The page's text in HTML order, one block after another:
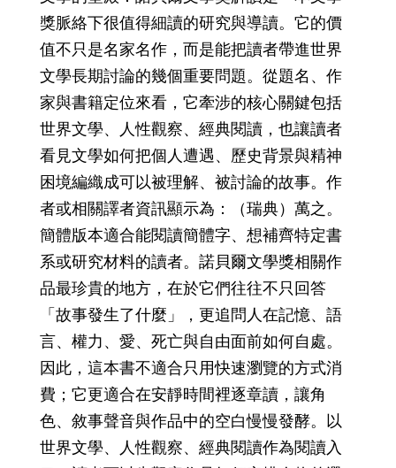
獎脈絡下很值得細讀的研究與導讀。它的價
值不只是名家名作，而是能把讀者帶進世界
文學長期討論的幾個重要問題。從題名、作
家與書籍定位來看，它牽涉的核心關鍵包括
世界文學、人性觀察、經典閱讀，也讓讀者
看見文學如何把個人遭遇、歷史背景與精神
困境編織成可以被理解、被討論的故事。作
者或相關譯者資訊顯示為：（瑞典）萬之。
簡體版本適合能閱讀簡體字、想補齊特定書
系或研究材料的讀者。諾貝爾文學獎相關作
品最珍貴的地方，在於它們往往不只回答
「故事發生了什麼」，更追問人在記憶、語
言、權力、愛、死亡與自由面前如何自處。
因此，這本書不適合只用快速瀏覽的方式消
費；它更適合在安靜時間裡逐章讀，讓角
色、敘事聲音與作品中的空白慢慢發酵。以
世界文學、人性觀察、經典閱讀作為閱讀入